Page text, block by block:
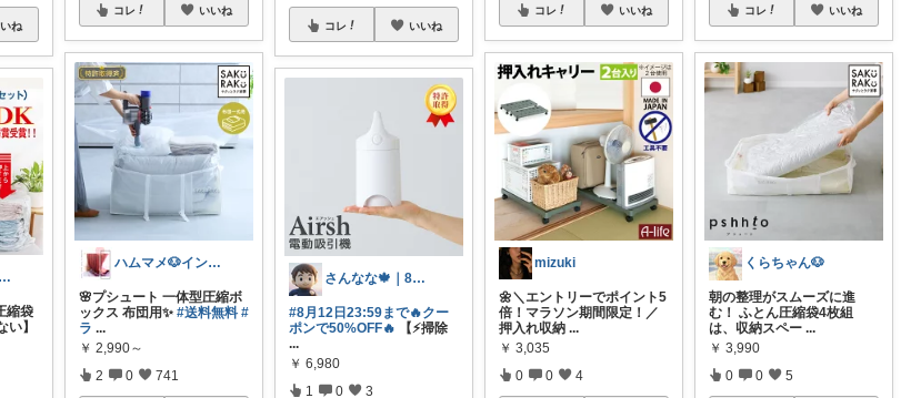
ね
🧜アクアマリン⚡️暮らしに笑顔をプラス
縮袋
】
コレ いいね
ハムマメ🐶インテリア・キッチン🌸
🌸プシュート 一体型圧縮ボ
ックス 布団用✨#送料無料 #
ラ ...
￥ 2,990～
2 0 741
コレ いいね
さんなな🍁｜8月朝コレチャレンジ🌞
#8月12日23:59まで🔥クー
ポンで50%OFF🔥 【⚡掃除
...
￥ 6,980
1 0 3
コレ いいね
mizuki
🌼＼エントリーでポイント5
倍！マラソン期間限定！／
押入れ収納...
￥ 3,035
0 0 4
コレ いいね
くらちゃん🐶
朝の整理がスムーズに進
む！ ふとん圧縮袋4枚組
は、収納スペー ...
￥ 3,990
0 0 5